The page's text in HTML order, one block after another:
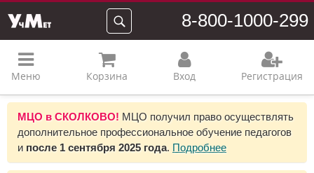
8-800-1000-299
Меню Корзина Вход Регистрация
МЦО в СКОЛКОВО! МЦО получил право осуществлять
дополнительное профессиональное обучение педагогов
и после 1 сентября 2025 года. Подробнее